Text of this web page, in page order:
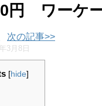
円 ワーケ
次の記事>>
3月8日
[hide]